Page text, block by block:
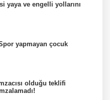
yaya ve engelli yollarını
yapmayan çocuk
olduğu teklifi